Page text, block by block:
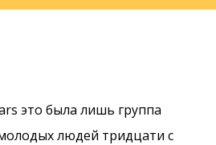
это была лишь группа
людей тридцати с